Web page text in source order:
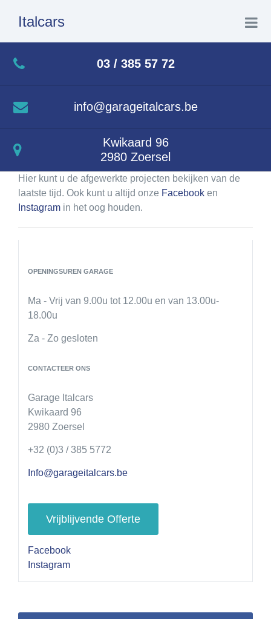
Italcars
Home
Te koop
Afgewerkte projecten
Verkocht
Fotogalerij
Contact
03 / 385 57 72
info@garageitalcars.be
Kwikaard 96
2980 Zoersel
Hier kunt u de afgewerkte projecten bekijken van de
laatste tijd. Ook kunt u altijd onze Facebook en
Instagram in het oog houden.
OPENINGSUREN GARAGE
Ma - Vrij van 9.00u tot 12.00u en van 13.00u-
18.00u
Za - Zo gesloten
CONTACTEER ONS
Garage Italcars
Kwikaard 96
2980 Zoersel
+32 (0)3 / 385 5772
Info@garageitalcars.be
Vrijblijvende Offerte
Facebook
Instagram